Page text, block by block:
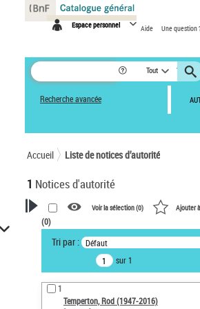
Espace personnel Aide Une question
Tout
Recherche avancée
Accueil Liste de notices d’autorité
1 Notices d'autorité
VOTRE RECHERCHE
Recherche avancée dans les
notices d’autorité
Œuvres liées à l'auteur :
Temperton, Rod (1947-2016)
Voir la sélection (0) Ajouter
(0)
Tri par : Défaut
sur 1
1
Temperton, Rod (1947-2016)
Panneau de gestion des cookies